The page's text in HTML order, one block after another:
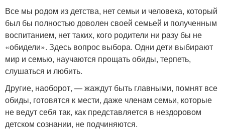
Все мы родом из детства, нет семьи и человека, который
был бы полностью доволен своей семьей и полученным
воспитанием, нет таких, кого родители ни разу бы не
«обидели». Здесь вопрос выбора. Одни дети выбирают
мир и семью, научаются прощать обиды, терпеть,
слушаться и любить.
Другие, наоборот, — жаждут быть главными, помнят все
обиды, готовятся к мести, даже членам семьи, которые
не ведут себя так, как представляется в нездоровом
детском сознании, не подчиняются.